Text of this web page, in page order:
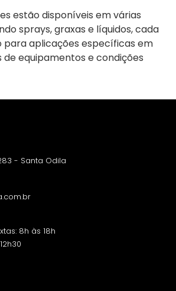
estão disponíveis em várias
sprays, graxas e líquidos, cada
para aplicações específicas em
de equipamentos e condições
- Santa Odila
8h às 18h